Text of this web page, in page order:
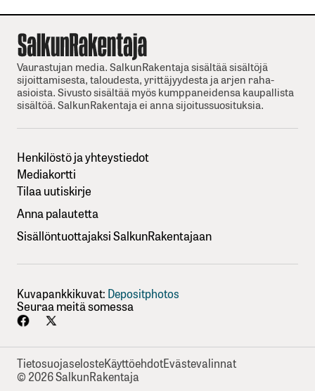
Vaurastujan media. SalkunRakentaja sisältää sisältöjä
sijoittamisesta, taloudesta, yrittäjyydesta ja arjen raha-
asioista. Sivusto sisältää myös kumppaneidensa kaupallista
sisältöä. SalkunRakentaja ei anna sijoitussuosituksia.
Henkilöstö ja yhteystiedot
Mediakortti
Tilaa uutiskirje
Anna palautetta
Sisällöntuottajaksi SalkunRakentajaan
Kuvapankkikuvat: Depositphotos
Seuraa meitä somessa
TietosuojaselosteKäyttöehdotEvästevalinnat
© 2026 SalkunRakentaja